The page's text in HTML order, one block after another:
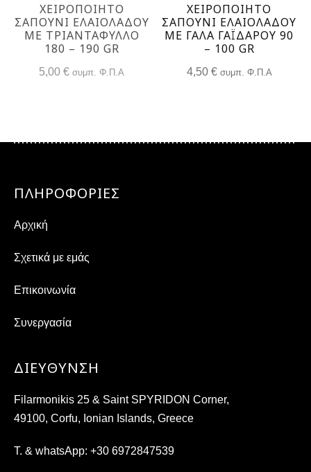
ΧΕΙΡΟΠΟΙΗΤΟ
ΣΑΠΟΥΝΙ ΕΛΑΙΟΛΑΔΟΥ
ΜΕ ΤΡΙΑΝΤΑΦΥΛΛΟ
180 – 190 GR
5,00€ συμπ. Φ.Π.Α
ΧΕΙΡΟΠΟΙΗΤΟ
ΣΑΠΟΥΝΙ ΕΛΑΙΟΛΑΔΟΥ
ΜΕ ΓΑΛΑ ΓΑΪΔΑΡΟΥ 90
– 100 GR
4,50 € συμπ. Φ.Π.Α
ΠΛΗΡΟΦΟΡΙΕΣ
Αρχική
Σχετικά με εμάς
Επικοινωνία
Συνεργασία
ΔΙΕΎΘΥΝΣΗ
Filarmonikis 25 & Saint SPYRIDON Corner,
49100, Corfu, Ionian Islands, Greece
T. & whatsApp: +30 6972847539